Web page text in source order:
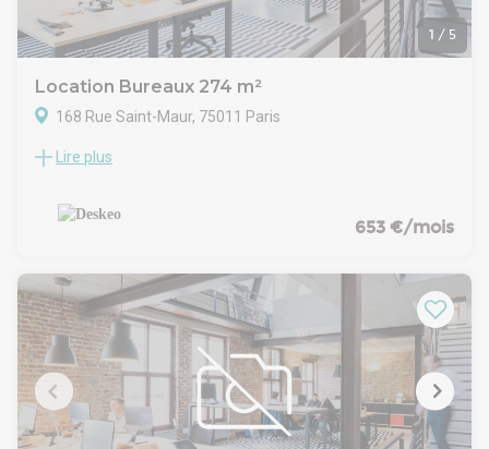
1 / 5
Location Bureaux 274 m²
168 Rue Saint-Maur, 75011 Paris
Location bureaux Paris 11 | Parmentier Location de bureaux
Saint-Maur, 1 665 m² pouvant accueillir jusqu'à 150
collaborateurs. Ancienne manufacture industrielle atypique
Parmentier ? Le 11ème arrondissement est très vivant. Situé
entre Oberkampf et Bastille, secteur très prisé pour son
accessibilité et son dynamisme. Services : Entretien,
Sécurité, Phonebooth, Tisanerie, Wifi, Well-being Métro :
Goncourt/Hôpital Saint Louis - 3 min / Parmentier - 6 min /
Belleville - 6 min / République - 9 min
Lire plus
653 €/mois